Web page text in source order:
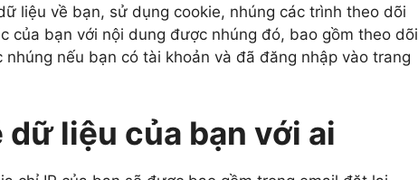
liệu về bạn, sử dụng cookie, nhúng các trình theo dõi
của bạn với nội dung được nhúng đó, bao gồm theo dõi
nếu bạn có tài khoản và đã đăng nhập vào trang
liệu của bạn với ai